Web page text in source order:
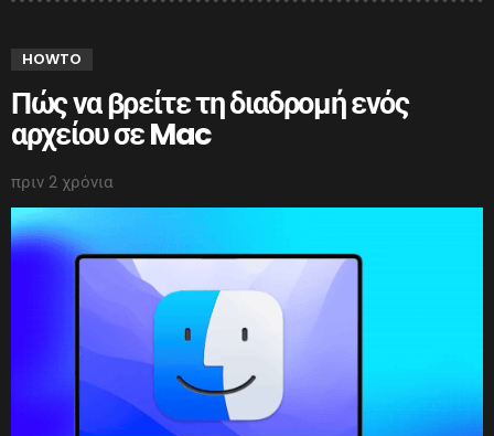
HOWTO
Πώς να βρείτε τη διαδρομή ενός
αρχείου σε Mac
πριν 2 χρόνια